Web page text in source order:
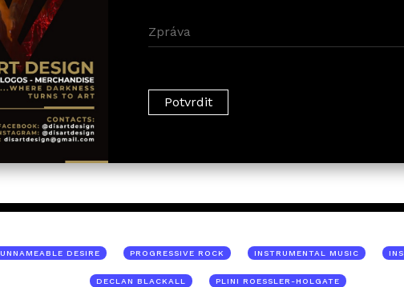
UNNAMEABLE DESIRE PROGRESSIVE ROCK INSTRUMENTAL MUSIC
DECLAN BLACKALL PLINI ROESSLER-HOLGATE